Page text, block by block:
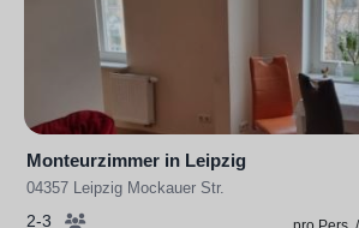
Monteurzimmer in Leipzig
04357 Leipzig Mockauer Str.
2-3